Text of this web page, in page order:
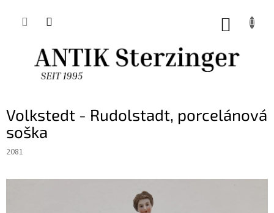
Volkstedt - Rudolstadt, porcelánová
soška
2081